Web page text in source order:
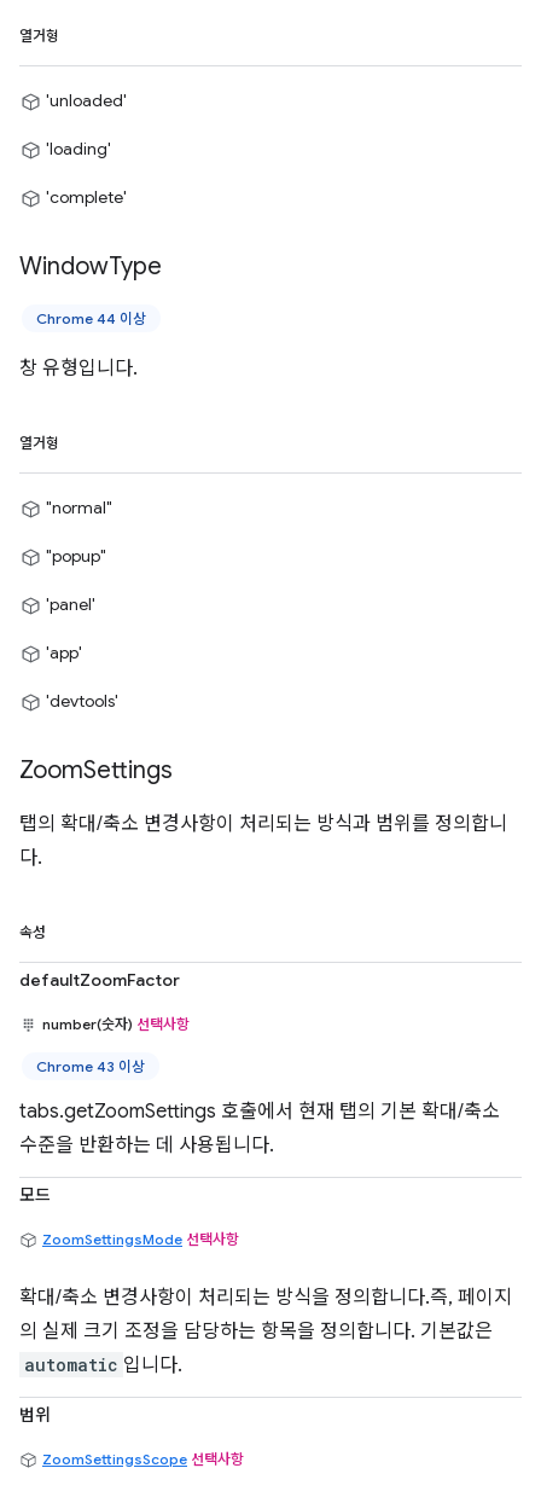
열거형
'unloaded'
'loading'
'complete'
WindowType
Chrome 44 이상
창 유형입니다.
열거형
"normal"
"popup"
'panel'
'app'
'devtools'
ZoomSettings
탭의 확대/축소 변경사항이 처리되는 방식과 범위를 정의합니
다.
속성
defaultZoomFactor
number(숫자) 선택사항
Chrome 43 이상
tabs.getZoomSettings 호출에서 현재 탭의 기본 확대/축소
수준을 반환하는 데 사용됩니다.
모드
ZoomSettingsMode 선택사항
확대/축소 변경사항이 처리되는 방식을 정의합니다.즉, 페이지
의 실제 크기 조정을 담당하는 항목을 정의합니다. 기본값은
automatic 입니다.
범위
ZoomSettingsScope 선택사항